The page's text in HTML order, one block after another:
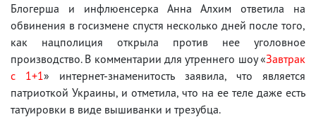
Блогерша и инфлюенсерка Анна Алхим ответила на
обвинения в госизмене спустя несколько дней после того,
как нацполиция открыла против нее уголовное
производство. В комментарии для утреннего шоу «Завтрак
с 1+1» интернет-знаменитость заявила, что является
патриоткой Украины, и отметила, что на ее теле даже есть
татуировки в виде вышиванки и трезубца.